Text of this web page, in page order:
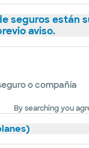
seguros están
aviso.
o compañía
By searching you